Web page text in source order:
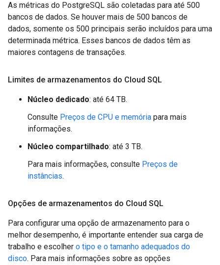
As métricas do PostgreSQL são coletadas para até 500
bancos de dados. Se houver mais de 500 bancos de
dados, somente os 500 principais serão incluídos para uma
determinada métrica. Esses bancos de dados têm as
maiores contagens de transações.
Limites de armazenamentos do Cloud SQL
Núcleo dedicado: até 64 TB.
Consulte Preços de CPU e memória para mais
informações.
Núcleo compartilhado: até 3 TB.
Para mais informações, consulte Preços de
instâncias.
Opções de armazenamentos do Cloud SQL
Para configurar uma opção de armazenamento para o
melhor desempenho, é importante entender sua carga de
trabalho e escolher o tipo e o tamanho adequados do
disco. Para mais informações sobre as opções